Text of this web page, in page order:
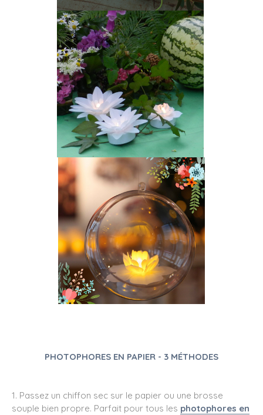
PHOTOPHORES EN PAPIER - 3 MÉTHODES
1. Passez un chiffon sec sur le papier ou une brosse
souple bien propre. Parfait pour tous les photophores en